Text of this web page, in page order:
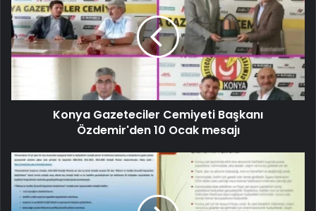
Konya Gazeteciler Cemiyeti Başkanı
Özdemir'den 10 Ocak mesajı